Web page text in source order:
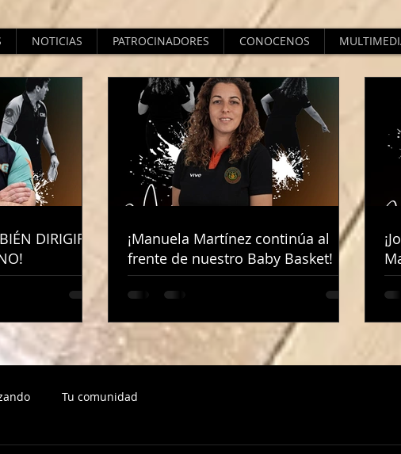
NOTICIAS PATROCINADORES CONOCENOS
DIRIGIRÁ
¡Manuela Martínez continúa al
frente de nuestro Baby Basket!
DIRIGIRÁ
¡Manuela Martínez continúa al
frente de nuestro Baby Basket!
Tu comunidad